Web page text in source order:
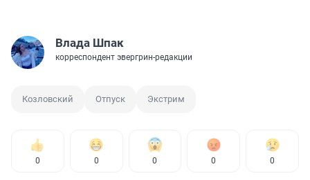
Влада Шпак
корреспондент эвергрин-редакции
Козловский Отпуск Экстрим
0 0 0 0 0